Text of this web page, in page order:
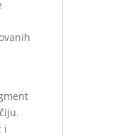
i